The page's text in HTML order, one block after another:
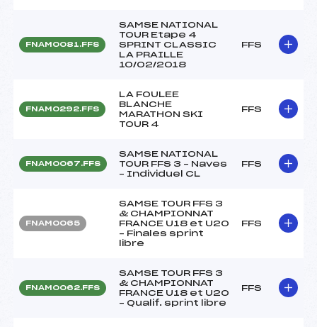
FNAM0081.FFS
SAMSE NATIONAL
TOUR Etape 4
SPRINT CLASSIC
LA PRAILLE
10/02/2018
FFS
FNAM0292.FFS
LA FOULEE
BLANCHE
MARATHON SKI
TOUR 4
FFS
FNAM0067.FFS
SAMSE NATIONAL
TOUR FFS 3 – Naves
– Individuel CL
FFS
FNAM0065
SAMSE TOUR FFS 3
& CHAMPIONNAT
FRANCE U18 et U20
– Finales sprint
libre
FFS
FNAM0062.FFS
SAMSE TOUR FFS 3
& CHAMPIONNAT
FRANCE U18 et U20
– Qualif. sprint libre
FFS